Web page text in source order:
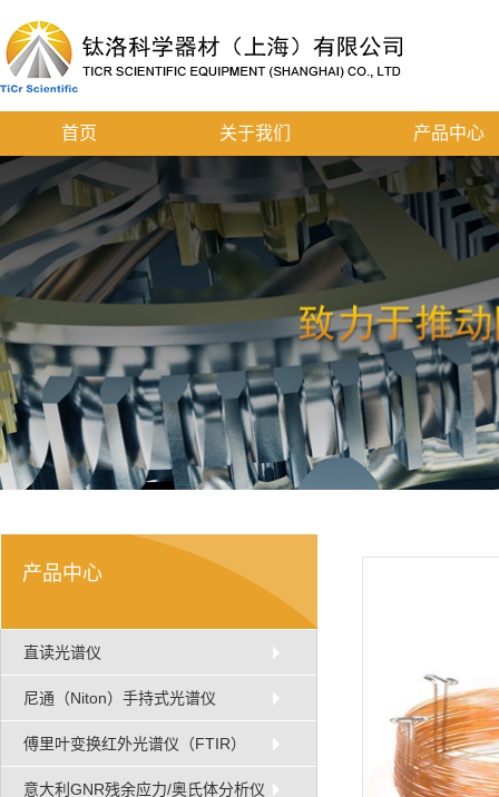
首页 关于我们 产品中心
产品中心
直读光谱仪
尼通（Niton）手持式光谱仪
傅里叶变换红外光谱仪（FTIR）
意大利GNR残余应力/奥氏体分析仪